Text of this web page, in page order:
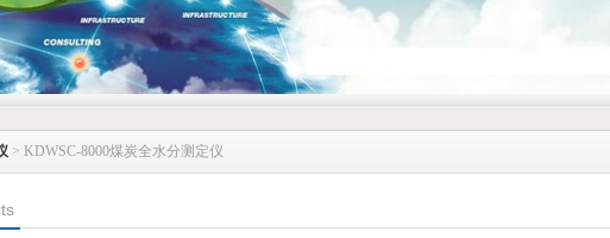
> KDWSC-8000煤炭全水分测定仪